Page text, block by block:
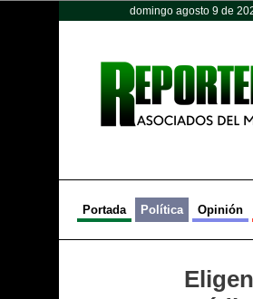
domingo agosto 9 de
Portada Política Opinión
Opinión